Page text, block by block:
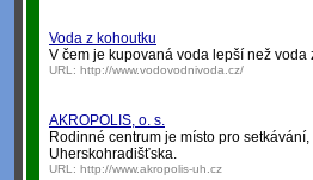
Voda z kohoutku
V čem je kupovaná voda lepší než
URL: http://www.vodovodnivoda.cz/
AKROPOLIS, o. s.
Rodinné centrum je místo pro
Uherskohradišťska.
URL: http://www.akropolis-uh.cz